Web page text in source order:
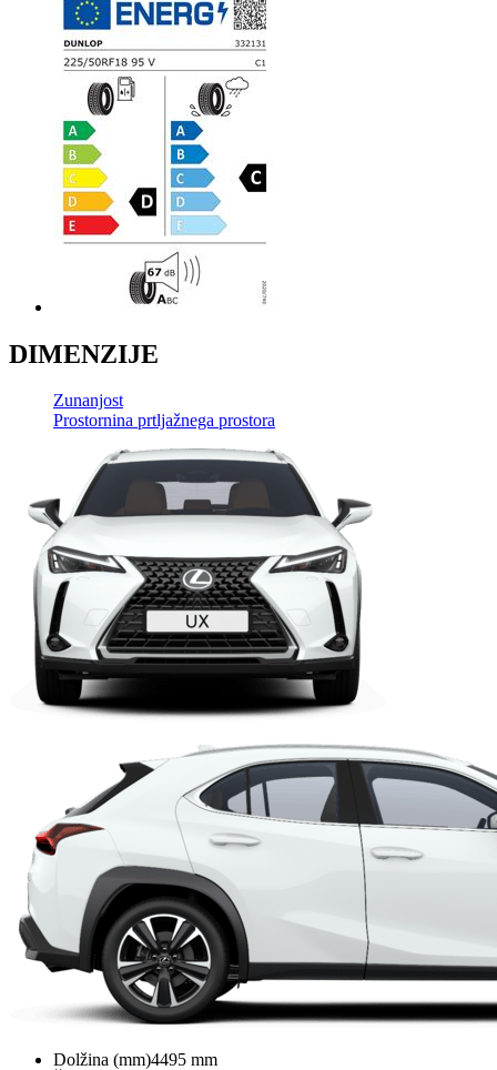
DIMENZIJE
Zunanjost
Prostornina prtljažnega prostora
Dolžina (mm)4495 mm